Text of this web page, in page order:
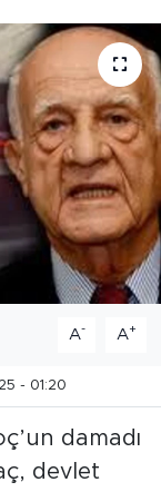
A- A+
- 01:20
damadı
devlet